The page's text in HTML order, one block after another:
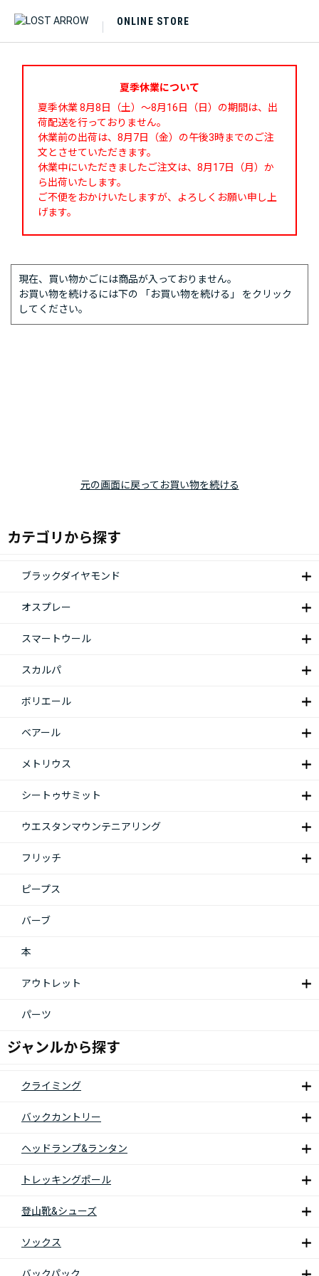
ONLINE STORE
夏季休業について
夏季休業 8月8日（土）～8月16日（日）の期間は、出
荷配送を行っておりません。
休業前の出荷は、8月7日（金）の午後3時までのご注
文とさせていただきます。
休業中にいただきましたご注文は、8月17日（月）か
ら出荷いたします。
ご不便をおかけいたしますが、よろしくお願い申し上
げます。
現在、買い物かごには商品が入っておりません。
お買い物を続けるには下の 「お買い物を続ける」 をクリック
してください。
元の画面に戻ってお買い物を続ける
カテゴリから探す
ブラックダイヤモンド
オスプレー
スマートウール
スカルパ
ボリエール
ベアール
メトリウス
シートゥサミット
ウエスタンマウンテニアリング
フリッチ
ピープス
バーブ
本
アウトレット
パーツ
ジャンルから探す
クライミング
バックカントリー
ヘッドランプ&ランタン
トレッキングポール
登山靴&シューズ
ソックス